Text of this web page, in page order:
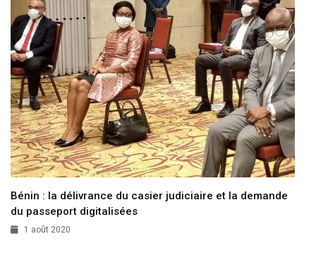
Bénin : la délivrance du casier judiciaire et la demande
du passeport digitalisées
1 août 2020